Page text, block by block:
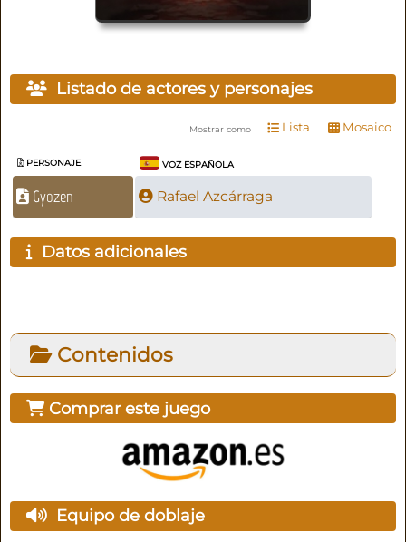
Listado de actores y personajes
Mostrar como Lista Mosaico
PERSONAJE VOZ ESPAÑOLA
Gyozen Rafael Azcárraga
Datos adicionales
Contenidos
Comprar este juego
Equipo de doblaje